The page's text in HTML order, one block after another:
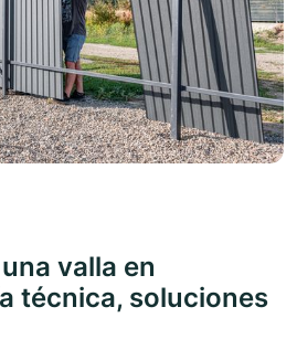
valla en
técnica, soluciones